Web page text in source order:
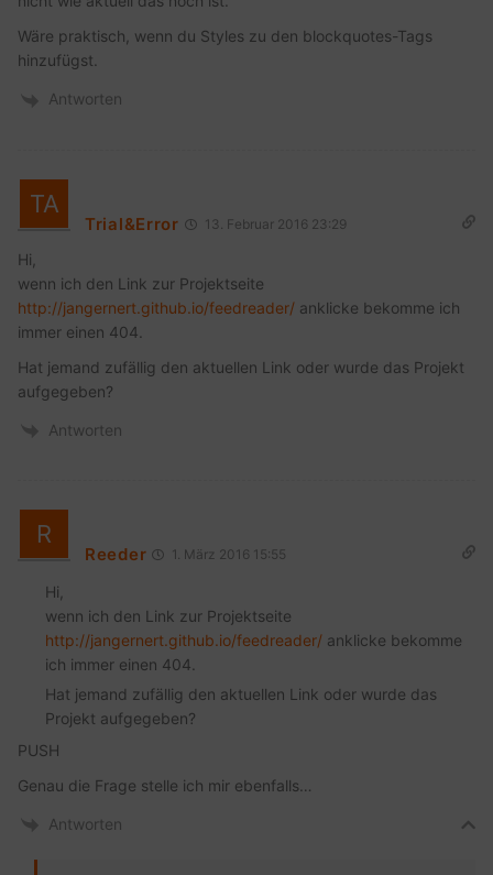
Wäre praktisch, wenn du Styles zu den blockquotes-Tags
hinzufügst.
Antworten
Trial&Error 13. Februar 2016 23:29
Hi,
wenn ich den Link zur Projektseite
http://jangernert.github.io/feedreader/ anklicke bekomme ich
immer einen 404.
Hat jemand zufällig den aktuellen Link oder wurde das Projekt
aufgegeben?
Antworten
Reeder 1. März 2016 15:55
Hi,
wenn ich den Link zur Projektseite
http://jangernert.github.io/feedreader/ anklicke bekomme
ich immer einen 404.
Hat jemand zufällig den aktuellen Link oder wurde das
Projekt aufgegeben?
PUSH
Genau die Frage stelle ich mir ebenfalls…
Antworten